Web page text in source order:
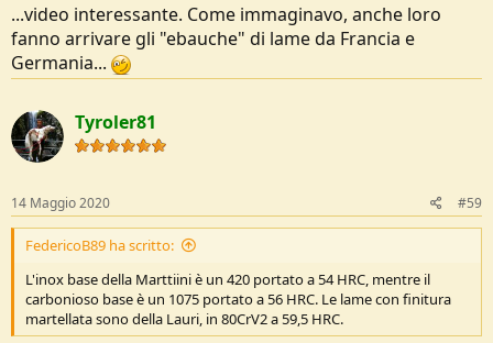
...video interessante. Come immaginavo, anche loro
fanno arrivare gli "ebauche" di lame da Francia e
Germania...
Tyroler81
14 Maggio 2020 #59
FedericoB89 ha scritto:
L'inox base della Marttiini è un 420 portato a 54 HRC, mentre il
carbonioso base è un 1075 portato a 56 HRC. Le lame con finitura
martellata sono della Lauri, in 80CrV2 a 59,5 HRC.